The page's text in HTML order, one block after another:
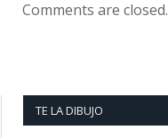
Comments are closed.
TE LA DIBUJO